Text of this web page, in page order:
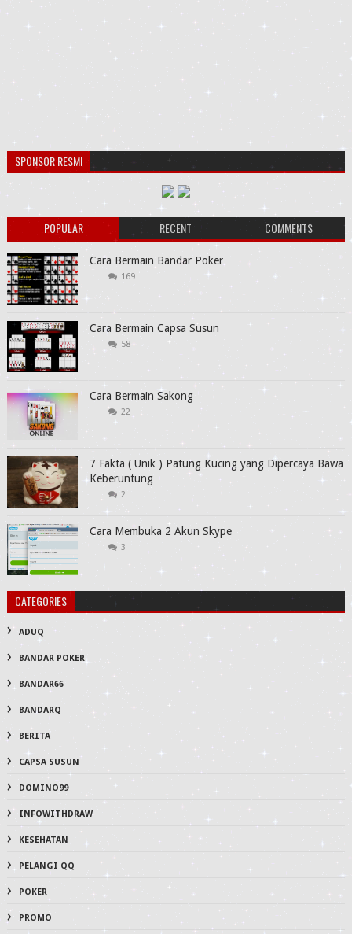
SPONSOR RESMI
POPULAR RECENT COMMENTS
Cara Bermain Bandar Poker
169
Cara Bermain Capsa Susun
58
Cara Bermain Sakong
22
7 Fakta ( Unik ) Patung Kucing yang Dipercaya Bawa
Keberuntung
2
Cara Membuka 2 Akun Skype
3
CATEGORIES
ADUQ
BANDAR POKER
BANDAR66
BANDARQ
BERITA
CAPSA SUSUN
DOMINO99
INFOWITHDRAW
KESEHATAN
PELANGI QQ
POKER
PROMO